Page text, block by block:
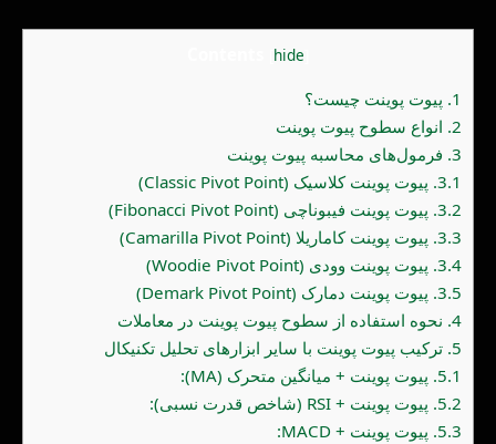
hide
1. پیوت پوینت چیست؟
2. انواع سطوح پیوت پوینت
3. فرمول‌های محاسبه پیوت پوینت
3.1. پیوت پوینت کلاسیک (Classic Pivot Point)
3.2. پیوت پوینت فیبوناچی (Fibonacci Pivot Point)
3.3. پیوت پوینت کاماریلا (Camarilla Pivot Point)
3.4. پیوت پوینت وودی (Woodie Pivot Point)
3.5. پیوت پوینت دمارک (Demark Pivot Point)
4. نحوه استفاده از سطوح پیوت پوینت در معاملات
5. ترکیب پیوت پوینت با سایر ابزارهای تحلیل تکنیکال
5.1. پیوت پوینت + میانگین متحرک (MA):
5.2. پیوت پوینت + RSI (شاخص قدرت نسبی):
5.3. پیوت پوینت + MACD: